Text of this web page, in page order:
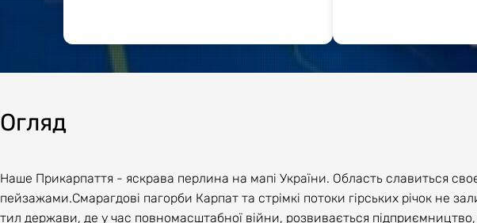
Огляд
Наше Прикарпаття - яскрава перлина на мапі України. Область славиться
пейзажами.Смарагдові пагорби Карпат та стрімкі потоки гірських річок не
тил держави, де у час повномасштабної війни, розвивається